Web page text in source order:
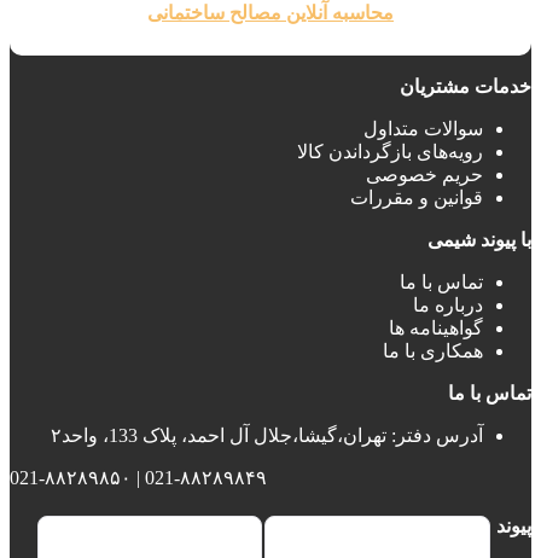
محاسبه آنلاین مصالح ساختمانی
خدمات مشتریان
سوالات متداول
رویه‌های بازگرداندن کالا
حریم خصوصی
قوانین و مقررات
با پیوند شیمی
تماس با ما
درباره ما
گواهینامه ها
همکاری با ما
تماس با ما
آدرس دفتر: تهران،گیشا،جلال آل احمد، پلاک 133، واحد۲
021-۸۸۲۸۹۸۴۹ | 021-۸۸۲۸۹۸۵۰
پیوند